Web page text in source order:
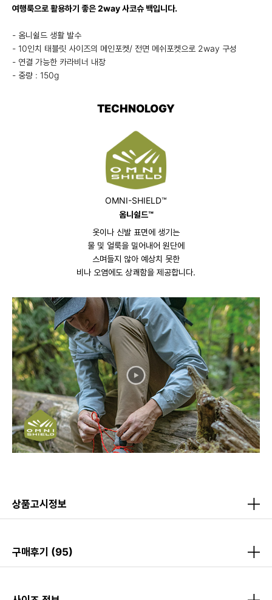
여행룩으로 활용하기 좋은 2way 사코슈 백입니다.
- 옴니쉴드 생활 발수
- 10인치 태블릿 사이즈의 메인포켓/ 전면 메쉬포켓으로 2way 구성
- 연결 가능한 카라비너 내장
- 중량 : 150g
TECHNOLOGY
OMNI-SHIELD™
옴니쉴드™
옷이나 신발 표면에 생기는
물 및 얼룩을 밀어내어 원단에
스며들지 않아 예상치 못한
비나 오염에도 상쾌함을 제공합니다.
상품고시정보
구매후기 (95)